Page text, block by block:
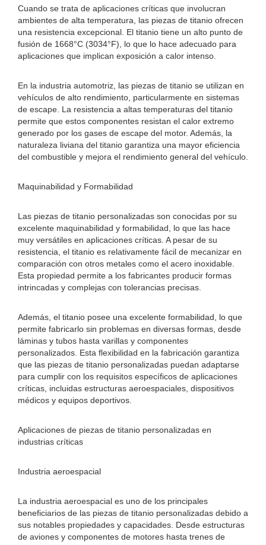
Cuando se trata de aplicaciones críticas que involucran
ambientes de alta temperatura, las piezas de titanio ofrecen
una resistencia excepcional. El titanio tiene un alto punto de
fusión de 1668°C (3034°F), lo que lo hace adecuado para
aplicaciones que implican exposición a calor intenso.
En la industria automotriz, las piezas de titanio se utilizan en
vehículos de alto rendimiento, particularmente en sistemas
de escape. La resistencia a altas temperaturas del titanio
permite que estos componentes resistan el calor extremo
generado por los gases de escape del motor. Además, la
naturaleza liviana del titanio garantiza una mayor eficiencia
del combustible y mejora el rendimiento general del vehículo.
Maquinabilidad y Formabilidad
Las piezas de titanio personalizadas son conocidas por su
excelente maquinabilidad y formabilidad, lo que las hace
muy versátiles en aplicaciones críticas. A pesar de su
resistencia, el titanio es relativamente fácil de mecanizar en
comparación con otros metales como el acero inoxidable.
Esta propiedad permite a los fabricantes producir formas
intrincadas y complejas con tolerancias precisas.
Además, el titanio posee una excelente formabilidad, lo que
permite fabricarlo sin problemas en diversas formas, desde
láminas y tubos hasta varillas y componentes
personalizados. Esta flexibilidad en la fabricación garantiza
que las piezas de titanio personalizadas puedan adaptarse
para cumplir con los requisitos específicos de aplicaciones
críticas, incluidas estructuras aeroespaciales, dispositivos
médicos y equipos deportivos.
Aplicaciones de piezas de titanio personalizadas en
industrias críticas
Industria aeroespacial
La industria aeroespacial es uno de los principales
beneficiarios de las piezas de titanio personalizadas debido a
sus notables propiedades y capacidades. Desde estructuras
de aviones y componentes de motores hasta trenes de